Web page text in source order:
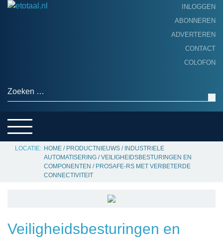
INLOGGEN
ABONNEREN
ADVERTEREN
CONTACT
COLOFON
Zoeken naar:
SERVICE
HOME / PRODUCTNIEUWS / INDUSTRIELE
AUTOMATISERING /VEILIGHEIDSBESTURINGEN EN
COMPONENTEN / PROSAFE-RS MET VERBETERDE
CONNECTIVITEIT
Veiligheidsbesturingen en